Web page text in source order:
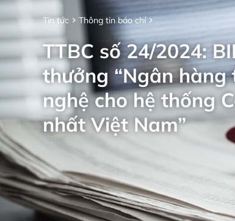
Tin tức Thông tin báo chí
TTBC số 24/2024:
thưởng “Ngân
nghệ cho hệ thống
nhất Việt Nam”